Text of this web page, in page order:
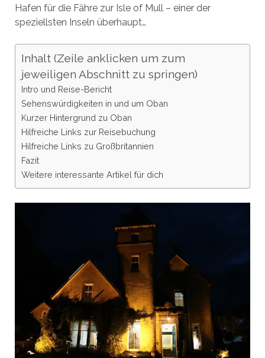
Hafen für die Fähre zur Isle of Mull – einer der
speziellsten Inseln überhaupt…
Inhalt (Zeile anklicken um zum
jeweiligen Abschnitt zu springen)
Intro und Reise-Bericht
Sehenswürdigkeiten in und um Oban
Kurzer Hintergrund zu Oban
Hilfreiche Links zur Reisebuchung
Hilfreiche Links zu Großbritannien
Fazit
Weitere interessante Artikel für dich